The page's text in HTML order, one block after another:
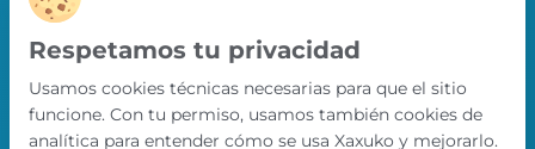
LLEVA XAXUKO CONTIGO
Chollos, misiones y recompensas desde
nuestra APP.
PRÓXIMAMENTE EN
Respetamos tu privacidad
Usamos cookies técnicas necesarias para que el sitio
funcione. Con tu permiso, usamos también cookies de
analítica para entender cómo se usa Xaxuko y mejorarlo.